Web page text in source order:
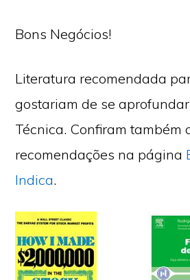
Bons Negócios!
Literatura recomendada
gostariam de se
Técnica. Confiram também
recomendações na página
Indica.